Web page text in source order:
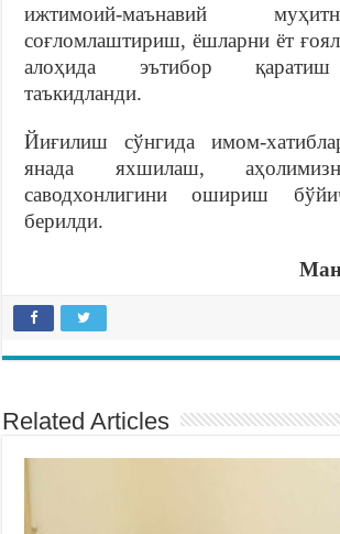
ижтимоий-маънавий
соғломлаштириш, ёшларни ёт
алоҳида эътибор
таъкидланди.
Йиғилиш сўнгида имом-
янада яхшилаш,
саводхонлигини ошириш
берилди.
Related Articles